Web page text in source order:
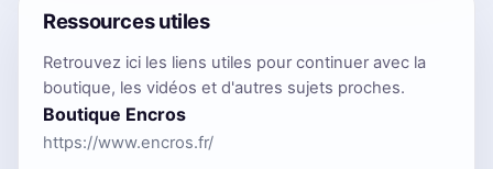
Ressources utiles
Retrouvez ici les liens utiles pour continuer avec la
boutique, les vidéos et d'autres sujets proches.
Boutique Encros
https://www.encros.fr/